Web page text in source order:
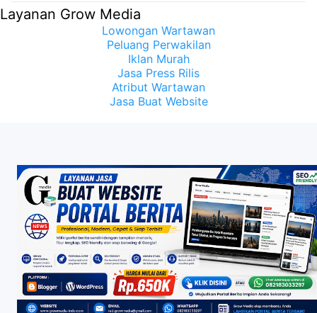
Layanan Grow Media
Lowongan Wartawan
Peluang Perwakilan
Iklan Murah
Jasa Press Rilis
Atribut Wartawan
Jasa Buat Website